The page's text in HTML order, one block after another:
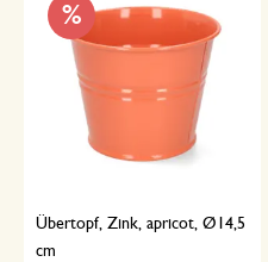
%
Übertopf, Zink, apricot, Ø14,5
cm